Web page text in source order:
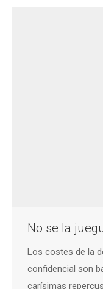
No se la
Los costes de la
confidencial son
carísimas